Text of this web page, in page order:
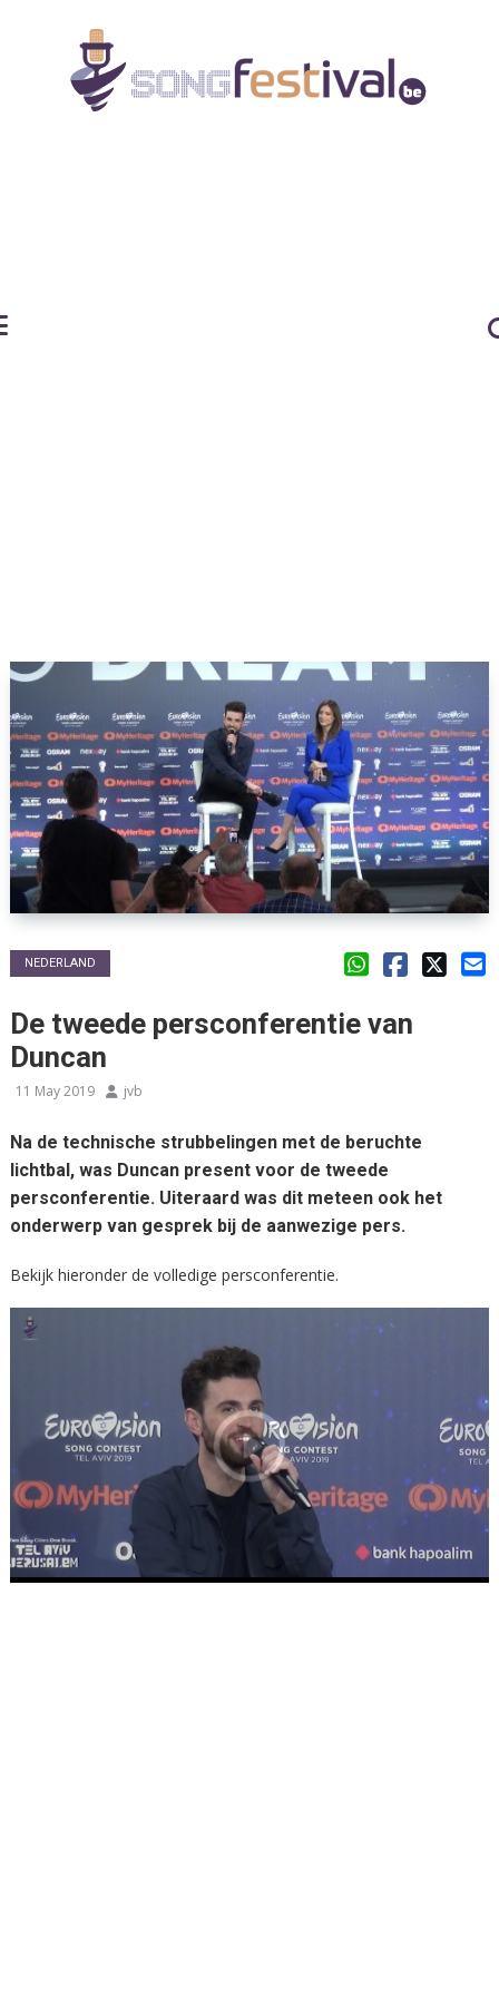
NEDERLAND
De tweede persconferentie van
Duncan
11 May 2019 jvb
Na de technische strubbelingen met de beruchte
lichtbal, was Duncan present voor de tweede
persconferentie. Uiteraard was dit meteen ook het
onderwerp van gesprek bij de aanwezige pers.
Bekijk hieronder de volledige persconferentie.